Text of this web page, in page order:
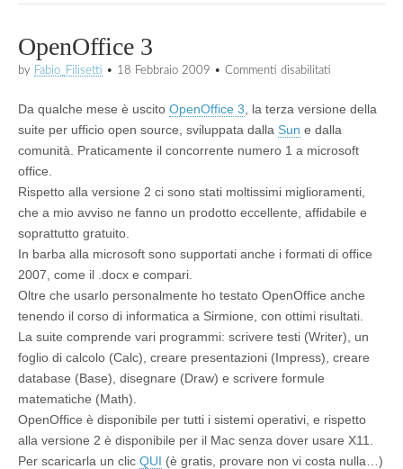
OpenOffice 3
by Fabio_Filisetti • 18 Febbraio 2009 • Commenti disabilitati
Da qualche mese è uscito OpenOffice 3 , la terza versione della
suite per ufficio open source, sviluppata dalla Sun e dalla
comunità. Praticamente il concorrente numero 1 a microsoft
office.
Rispetto alla versione 2 ci sono stati moltissimi miglioramenti,
che a mio avviso ne fanno un prodotto eccellente, affidabile e
soprattutto gratuito.
In barba alla microsoft sono supportati anche i formati di office
2007, come il .docx e compari.
Oltre che usarlo personalmente ho testato OpenOffice anche
tenendo il corso di informatica a Sirmione, con ottimi risultati.
La suite comprende vari programmi: scrivere testi (Writer), un
foglio di calcolo (Calc), creare presentazioni (Impress), creare
database (Base), disegnare (Draw) e scrivere formule
matematiche (Math).
OpenOffice è disponibile per tutti i sistemi operativi, e rispetto
alla versione 2 è disponibile per il Mac senza dover usare X11.
Per scaricarla un clic QUI (è gratis, provare non vi costa nulla…)